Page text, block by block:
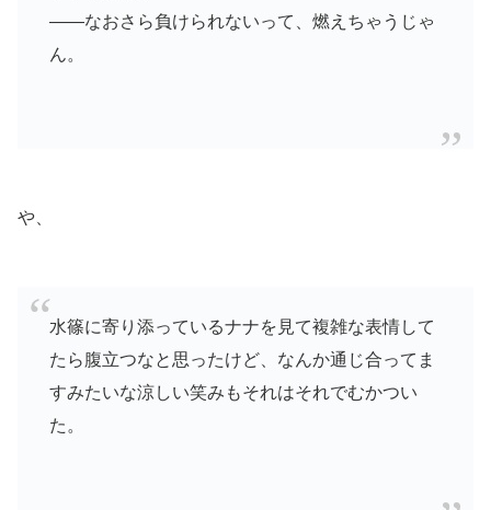
——なおさら負けられないって、燃えちゃうじゃ
ん。
や、
水篠に寄り添っているナナを見て複雑な表情して
たら腹立つなと思ったけど、なんか通じ合ってま
すみたいな涼しい笑みもそれはそれでむかつい
た。